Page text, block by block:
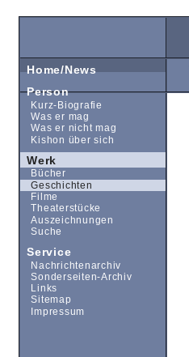
Home/News
Person
Kurz-Biografie
Was er mag
Was er nicht mag
Kishon über sich
Werk
Bücher
Geschichten
Filme
Theaterstücke
Auszeichnungen
Suche
Service
Nachrichtenarchiv
Sonderseiten-Archiv
Links
Sitemap
Impressum